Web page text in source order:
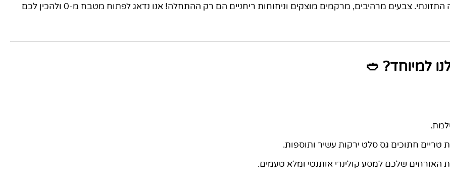
טריים לא רק משפר את טעמי המנה אלא גם מבטיח את ערכה התזונתי. צבעים מרהיבים, מרקמים מוצקים וניחוחות ריחניים הם רק ההתחלה! אנו נדאג לפתוח מטבח מ-0 ולהכין לכם
למיוחד? 🥙
טריים חתוכים גס סלט ירקות עשיר ותוספות.
שלכם למסע קולינרי אותנטי ומלא טעמים.